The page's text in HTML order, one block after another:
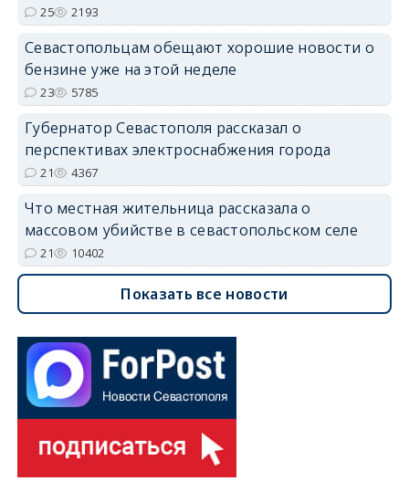
25 2193
Севастопольцам обещают хорошие новости о
бензине уже на этой неделе
23 5785
Губернатор Севастополя рассказал о
перспективах электроснабжения города
21 4367
Что местная жительница рассказала о
массовом убийстве в севастопольском селе
21 10402
Показать все новости